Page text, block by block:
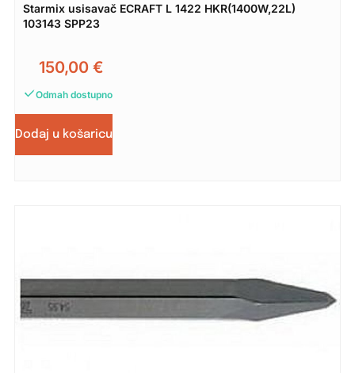
Starmix usisavač ECRAFT L 1422 HKR(1400W,22L)
103143 SPP23
150,00 €
Odmah dostupno
Dodaj u košaricu